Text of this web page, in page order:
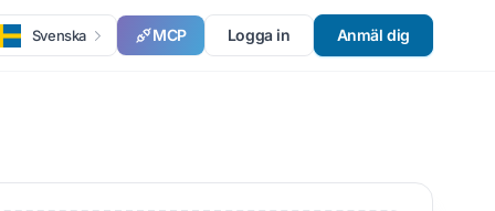
Svenska MCP Logga in Anmäl dig